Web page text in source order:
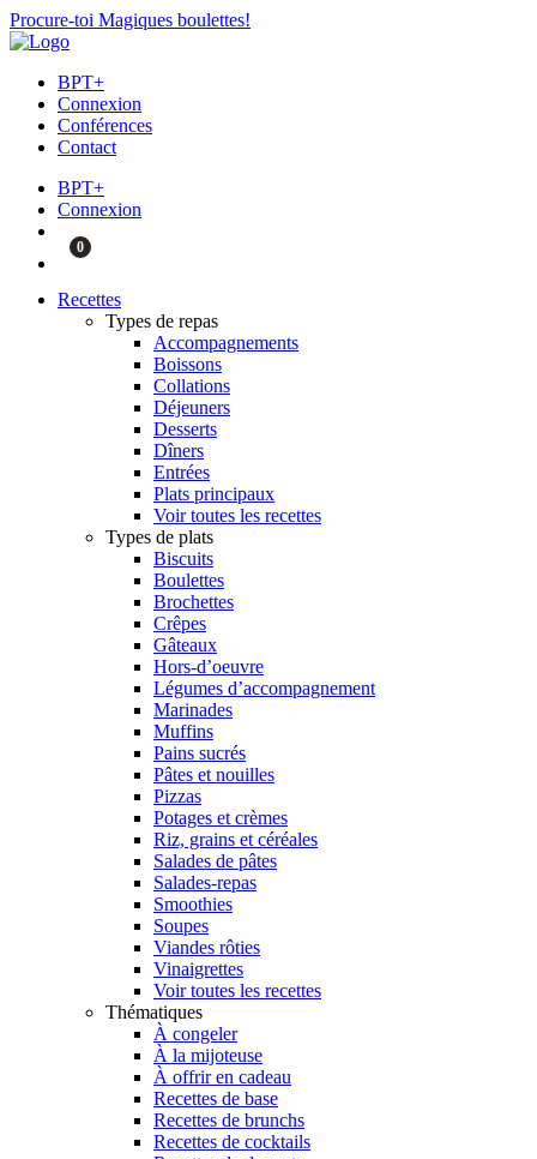
Procure-toi Magiques boulettes!
BPT+
Connexion
Conférences
Contact
BPT+
Connexion
0
Recettes
Types de repas
Accompagnements
Boissons
Collations
Déjeuners
Desserts
Dîners
Entrées
Plats principaux
Voir toutes les recettes
Types de plats
Biscuits
Boulettes
Brochettes
Crêpes
Gâteaux
Hors-d’oeuvre
Légumes d’accompagnement
Marinades
Muffins
Pains sucrés
Pâtes et nouilles
Pizzas
Potages et crèmes
Riz, grains et céréales
Salades de pâtes
Salades-repas
Smoothies
Soupes
Viandes rôties
Vinaigrettes
Voir toutes les recettes
Thématiques
À congeler
À la mijoteuse
À offrir en cadeau
Recettes de base
Recettes de brunchs
Recettes de cocktails